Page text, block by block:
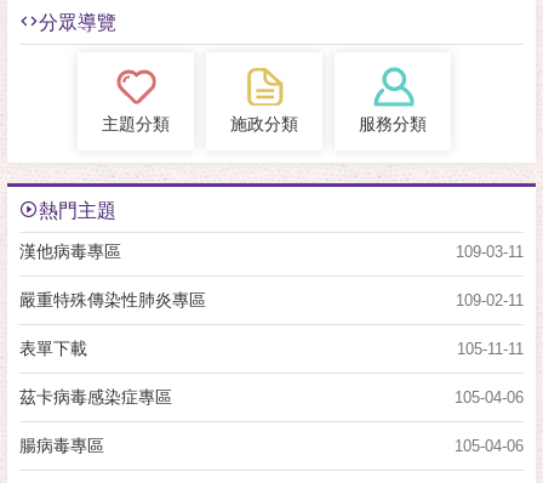
分眾導覽
主題分類 施政分類 服務分類
熱門主題
109-03-11
漢他病毒專區
109-02-11
嚴重特殊傳染性肺炎專區
105-11-11
表單下載
105-04-06
茲卡病毒感染症專區
105-04-06
腸病毒專區